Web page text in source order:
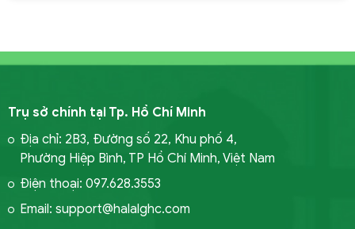
Trụ sở chính tại Tp. Hồ Chí Minh
Địa chỉ: 2B3, Đường số 22, Khu phố 4,
Phường Hiệp Bình, TP Hồ Chí Minh, Việt Nam
Điện thoại: 097.628.3553
Email: support@halalghc.com